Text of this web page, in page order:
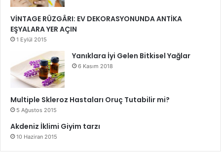
VİNTAGE RÜZGÂRI: EV DEKORASYONUNDA ANTİKA
EŞYALARA YER AÇIN
1 Eylül 2015
Yanıklara İyi Gelen Bitkisel Yağlar
6 Kasım 2018
Multiple Skleroz Hastaları Oruç Tutabilir mi?
5 Ağustos 2015
Akdeniz İklimi Giyim tarzı
10 Haziran 2015